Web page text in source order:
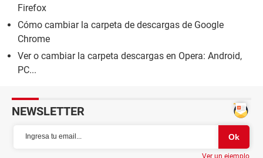
Firefox
Cómo cambiar la carpeta de descargas de Google
Chrome
Ver o cambiar la carpeta descargas en Opera: Android,
PC...
NEWSLETTER
Ver un ejemplo